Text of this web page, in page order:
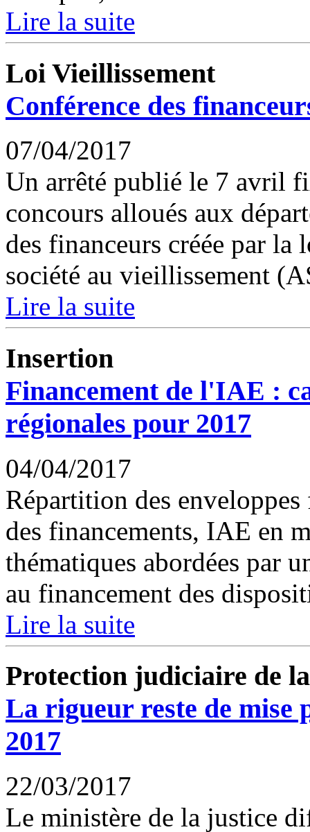
Lire la suite
Loi Vieillissement
Conférence des
07/04/2017
Un arrêté publié le 7 avril
concours alloués aux
des financeurs créée par
société au vieillissement
Lire la suite
Insertion
Financement de l'IAE :
régionales pour 2017
04/04/2017
Répartition des
des financements, IAE en
thématiques abordées par
au financement des
Lire la suite
Protection judiciaire de
La rigueur reste de mise
2017
22/03/2017
Le ministère de la justice